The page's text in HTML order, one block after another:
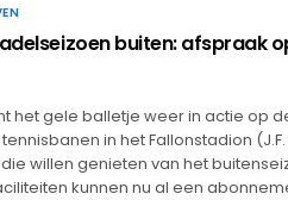
buiten: afspraak
het gele balletje weer in actie op
in het Fallonstadion
willen genieten van het
kunnen nu al een